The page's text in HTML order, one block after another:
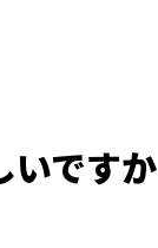
いですか